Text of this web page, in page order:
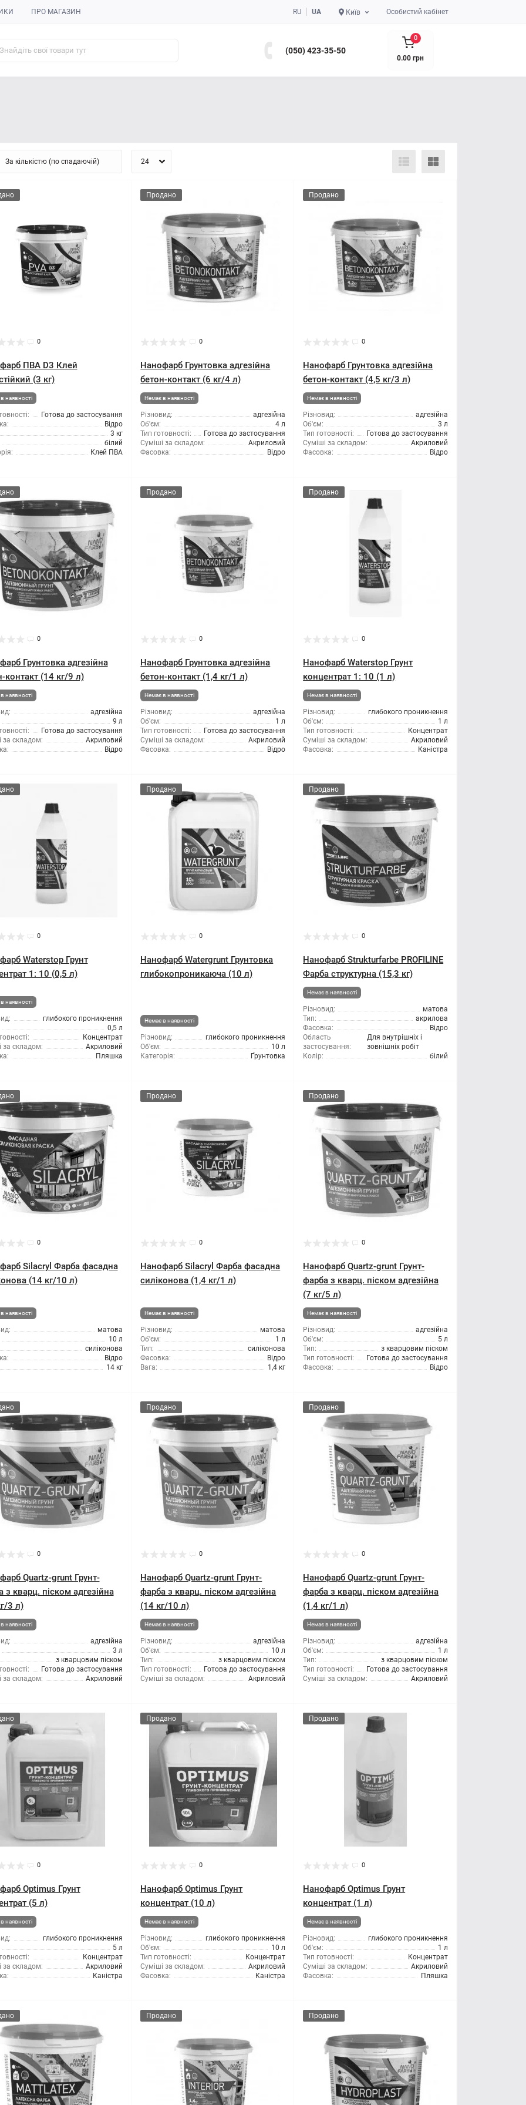
ПРО МАГАЗИН RU UA Київ Особистий кабінет
(050) 423-35-50
0
0.00 грн
0
ПВА D3 Клей
(3 кг)
наявності
Готова до застосування
Відро
3 кг
білий
Клей ПВА
Продано
0
Нанофарб Грунтовка адгезійна
бетон-контакт (6 кг/4 л)
Немає в наявності
Різновид:
адгезійна
Об'єм:
4 л
Тип готовності:
Готова до застосування
Суміші за складом:
Акриловий
Фасовка:
Відро
Продано
0
Нанофарб Грунтовка адгезійна
бетон-контакт (4,5 кг/3 л)
Немає в наявності
Різновид:
адгезійна
Об'єм:
3 л
Тип готовності:
Готова до застосування
Суміші за складом:
Акриловий
Фасовка:
Відро
0
Грунтовка адгезійна
контакт (14 кг/9 л)
наявності
адгезійна
9 л
Готова до застосування
за складом:
Акриловий
Відро
Продано
0
Нанофарб Грунтовка адгезійна
бетон-контакт (1,4 кг/1 л)
Немає в наявності
Різновид:
адгезійна
Об'єм:
1 л
Тип готовності:
Готова до застосування
Суміші за складом:
Акриловий
Фасовка:
Відро
Продано
0
Нанофарб Waterstop Грунт
концентрат 1: 10 (1 л)
Немає в наявності
Різновид:
глибокого проникнення
Об'єм:
1 л
Тип готовності:
Концентрат
Суміші за складом:
Акриловий
Фасовка:
Каністра
0
Waterstop Грунт
1: 10 (0,5 л)
наявності
глибокого проникнення
0,5 л
Концентрат
за складом:
Акриловий
Пляшка
Продано
0
Нанофарб Watergrunt Грунтовка
глибокопроникаюча (10 л)
Немає в наявності
Різновид:
глибокого проникнення
Об'єм:
10 л
Категорія:
Ґрунтовка
Продано
0
Нанофарб Strukturfarbe PROFILINE
Фарба структурна (15,3 кг)
Немає в наявності
Різновид:
матова
Тип:
акрилова
Фасовка:
Відро
Область
застосування:
Для внутрішніх і
зовнішніх робіт
Колір:
білий
0
Silacryl Фарба фасадна
(14 кг/10 л)
наявності
матова
10 л
силіконова
Відро
14 кг
Продано
0
Нанофарб Silacryl Фарба фасадна
силіконова (1,4 кг/1 л)
Немає в наявності
Різновид:
матова
Об'єм:
1 л
Тип:
силіконова
Фасовка:
Відро
Вага:
1,4 кг
Продано
0
Нанофарб Quartz-grunt Грунт-
фарба з кварц. піском адгезійна
(7 кг/5 л)
Немає в наявності
Різновид:
адгезійна
Об'єм:
5 л
Тип:
з кварцовим піском
Тип готовності:
Готова до застосування
Фасовка:
Відро
0
Quartz-grunt Грунт-
з кварц. піском адгезійна
3 л)
наявності
адгезійна
3 л
з кварцовим піском
Готова до застосування
за складом:
Акриловий
Продано
0
Нанофарб Quartz-grunt Грунт-
фарба з кварц. піском адгезійна
(14 кг/10 л)
Немає в наявності
Різновид:
адгезійна
Об'єм:
10 л
Тип:
з кварцовим піском
Тип готовності:
Готова до застосування
Суміші за складом:
Акриловий
Продано
0
Нанофарб Quartz-grunt Грунт-
фарба з кварц. піском адгезійна
(1,4 кг/1 л)
Немає в наявності
Різновид:
адгезійна
Об'єм:
1 л
Тип:
з кварцовим піском
Тип готовності:
Готова до застосування
Суміші за складом:
Акриловий
0
Optimus Грунт
(5 л)
наявності
глибокого проникнення
5 л
Концентрат
за складом:
Акриловий
Каністра
Продано
0
Нанофарб Optimus Грунт
концентрат (10 л)
Немає в наявності
Різновид:
глибокого проникнення
Об'єм:
10 л
Тип готовності:
Концентрат
Суміші за складом:
Акриловий
Фасовка:
Каністра
Продано
0
Нанофарб Optimus Грунт
концентрат (1 л)
Немає в наявності
Різновид:
глибокого проникнення
Об'єм:
1 л
Тип готовності:
Концентрат
Суміші за складом:
Акриловий
Фасовка:
Пляшка
Продано Продано